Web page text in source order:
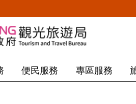
便民服務 專區服務